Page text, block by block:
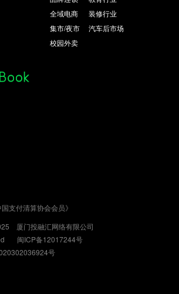
全域电商
装修行业
集市/夜市
汽车后市场
校园外卖
国支付清算协会会员》
厦门投融汇网络有限公司
闽ICP备12017244号
号